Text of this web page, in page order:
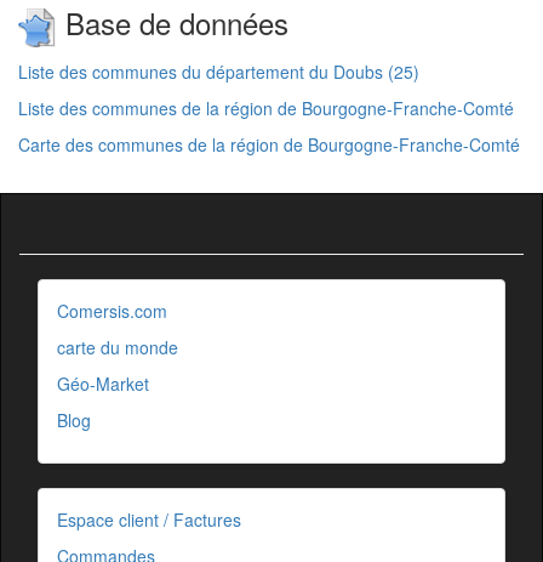
Base de données
Liste des communes du département du Doubs (25)
Liste des communes de la région de Bourgogne-Franche-Comté
Carte des communes de la région de Bourgogne-Franche-Comté
Comersis.com
carte du monde
Géo-Market
Blog
Espace client / Factures
Commandes